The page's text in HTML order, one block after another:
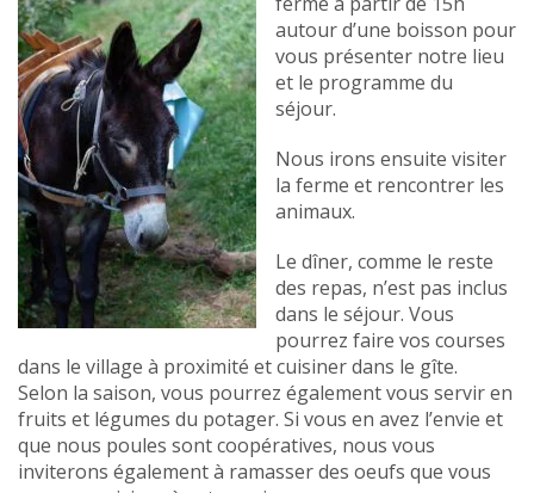
autour d’une boisson pour
vous présenter notre lieu
et le programme du
séjour.
Nous irons ensuite visiter
la ferme et rencontrer les
animaux.
Le dîner, comme le reste
des repas, n’est pas inclus
dans le séjour. Vous
pourrez faire vos courses
dans le village à proximité et cuisiner dans le gîte.
Selon la saison, vous pourrez également vous servir en
fruits et légumes du potager. Si vous en avez l’envie et
que nous poules sont coopératives, nous vous
inviterons également à ramasser des oeufs que vous